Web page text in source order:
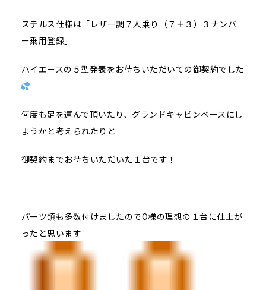
ステルス仕様は「レザー調７人乗り（７＋３）３ナンバ
ー乗用登録」
ハイエースの５型発表をお待ちいただいての御契約でした
何度も足を運んで頂いたり、グランドキャビンベースにし
ようかと考えられたりと
御契約までお待ちいただいた１台です！
パーツ類も多数付けましたのでO様の理想の１台に仕上が
ったと思います